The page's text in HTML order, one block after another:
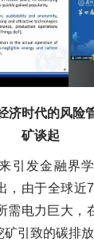
济时代的风险
矿谈起
引发金融界
，由于全球近
需电力巨大，
引致的碳排放